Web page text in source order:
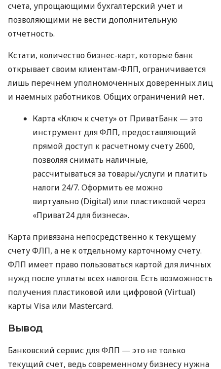
счета, упрощающими бухгалтерский учет и
позволяющими не вести дополнительную
отчетность.
Кстати, количество бизнес-карт, которые банк
открывает своим клиентам-ФЛП, ограничивается
лишь перечнем уполномоченных доверенных лиц
и наемных работников. Общих ограничений нет.
Карта «Ключ к счету» от ПриватБанк — это
инструмент для ФЛП, предоставляющий
прямой доступ к расчетному счету 2600,
позволяя снимать наличные,
рассчитываться за товары/услуги и платить
налоги 24/7. Оформить ее можно
виртуально (Digital) или пластиковой через
«Приват24 для бизнеса».
Карта привязана непосредственно к текущему
счету ФЛП, а не к отдельному карточному счету.
ФЛП имеет право пользоваться картой для личных
нужд после уплаты всех налогов. Есть возможность
получения пластиковой или цифровой (Virtual)
карты Visa или Mastercard.
Вывод
Банковский сервис для ФЛП — это не только
текущий счет, ведь современному бизнесу нужна